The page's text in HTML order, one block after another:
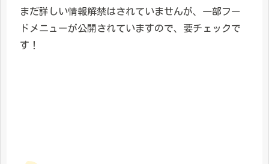
まだ詳しい情報解禁はされていませんが、一部フー
ドメニューが公開されていますので、要チェックで
す！